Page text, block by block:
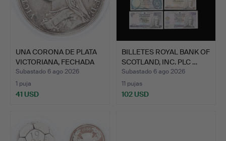
UNA CORONA DE PLATA
VICTORIANA, FECHADA
EN…
Subastado 6 ago 2026
1 puja
41 USD
BILLETES ROYAL BANK OF
SCOTLAND, INC. PLC …
Subastado 6 ago 2026
11 pujas
102 USD